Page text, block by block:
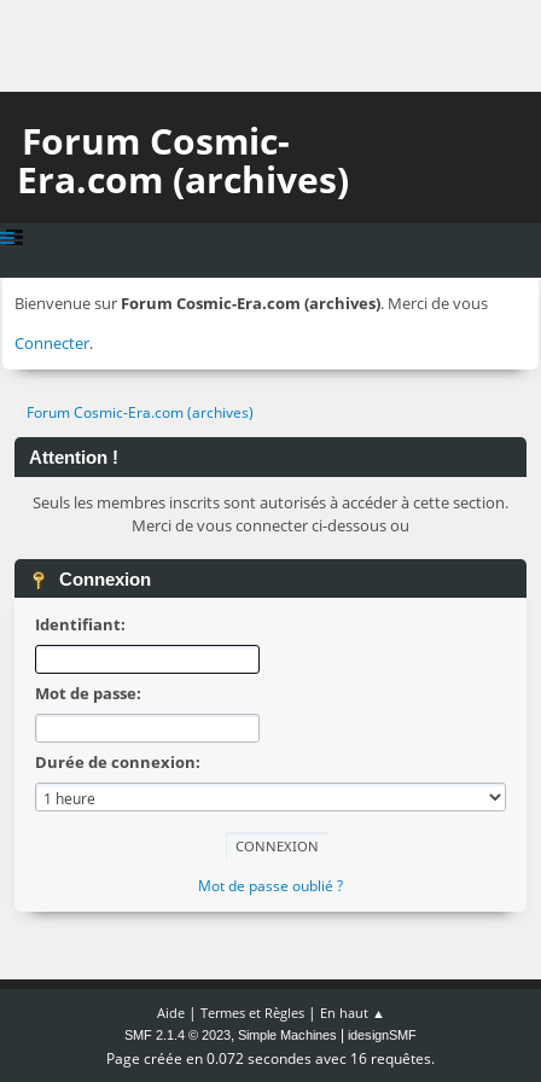
Forum Cosmic-
Era.com (archives)
Bienvenue sur Forum Cosmic-Era.com (archives). Merci de vous
Connecter.
Forum Cosmic-Era.com (archives)
Attention !
Seuls les membres inscrits sont autorisés à accéder à cette section.
Merci de vous connecter ci-dessous ou
Connexion
Identifiant:
Mot de passe:
Durée de connexion:
Mot de passe oublié ?
Aide| Termes et Règles| En haut ▲
SMF 2.1.4 © 2023, Simple Machines idesignSMF
Page créée en 0.072 secondes avec 16 requêtes.